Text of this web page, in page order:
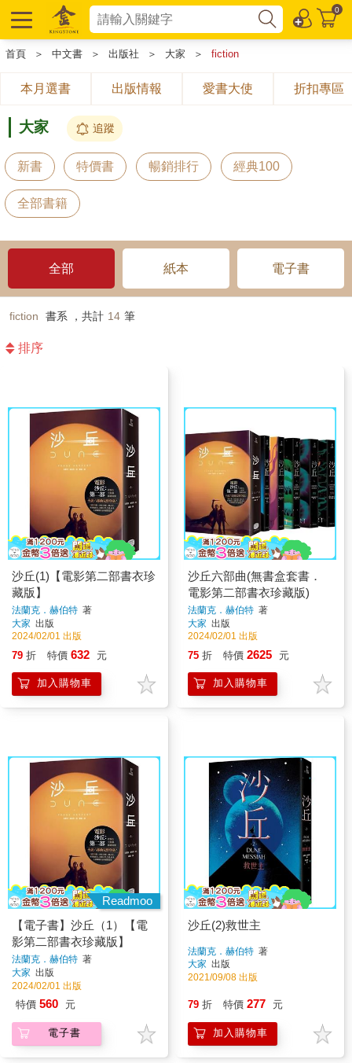
0
首頁 ＞ 中文書 ＞ 出版社 ＞ 大家 ＞ fiction
本月選書 出版情報 愛書大使 折扣專區
大家 追蹤
新書 特價書 暢銷排行 經典100
全部書籍
全部 紙本 電子書
fiction 書系 ，共計 14 筆
排序
沙丘(1)【電影第二部書衣珍
藏版】
法蘭克．赫伯特 著
大家 出版
2024/02/01 出版
79 折 特價 632 元
加入購物車
沙丘六部曲(無書盒套書．
電影第二部書衣珍藏版)
法蘭克．赫伯特 著
大家 出版
2024/02/01 出版
75 折 特價 2625 元
加入購物車
Readmoo
【電子書】沙丘（1）【電
影第二部書衣珍藏版】
法蘭克．赫伯特 著
大家 出版
2024/02/01 出版
特價 560 元
電子書
沙丘(2)救世主
法蘭克．赫伯特 著
大家 出版
2021/09/08 出版
79 折 特價 277 元
加入購物車